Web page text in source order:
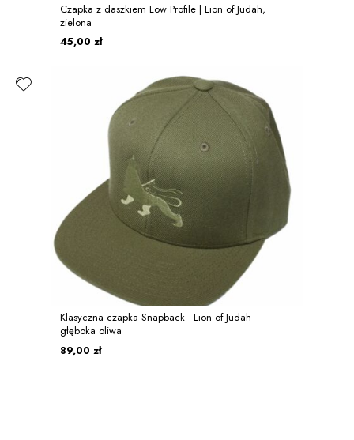
Czapka z daszkiem Low Profile | Lion of Judah,
zielona
45,00 zł
Klasyczna czapka Snapback - Lion of Judah -
głęboka oliwa
89,00 zł